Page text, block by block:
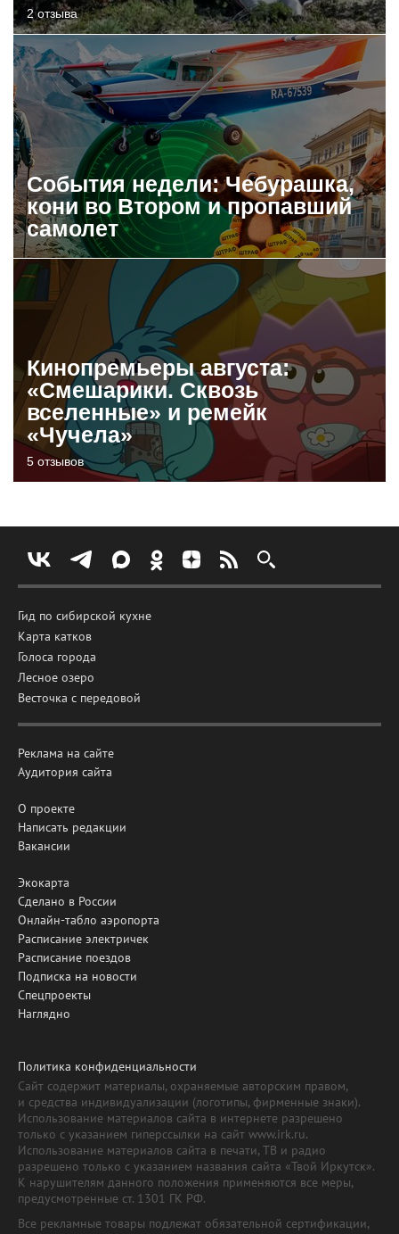
2 отзыва
События недели: Чебурашка,
кони во Втором и пропавший
самолет
Кинопремьеры августа:
«Смешарики. Сквозь
вселенные» и ремейк
«Чучела»
5 отзывов
Гид по сибирской кухне
Карта катков
Голоса города
Лесное озеро
Весточка с передовой
Реклама на сайте
Аудитория сайта
О проекте
Написать редакции
Вакансии
Экокарта
Сделано в России
Онлайн-табло аэропорта
Расписание электричек
Расписание поездов
Подписка на новости
Спецпроекты
Наглядно
Политика конфиденциальности
Сайт содержит материалы, охраняемые авторским правом,
и средства индивидуализации (логотипы, фирменные знаки).
Использование материалов сайта в интернете разрешено
только с указанием гиперссылки на сайт www.irk.ru.
Использование материалов сайта в печати, ТВ и радио
разрешено только с указанием названия сайта «Твой Иркутск».
К нарушителям данного положения применяются все меры,
предусмотренные ст. 1301 ГК РФ.
Все рекламные товары подлежат обязательной сертификации,